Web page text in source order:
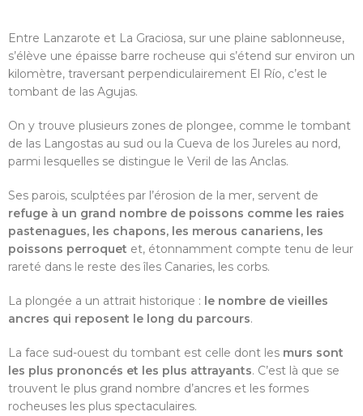
Tombant
de las
Anclas
Plonger dans l'histoire
Entre Lanzarote et La Graciosa, sur une plaine sablonneuse,
s’élève une épaisse barre rocheuse qui s’étend sur environ un
kilomètre, traversant perpendiculairement El Río, c’est le
tombant de las Agujas.
On y trouve plusieurs zones de plongee, comme le tombant
de las Langostas au sud ou la Cueva de los Jureles au nord,
parmi lesquelles se distingue le Veril de las Anclas.
Ses parois, sculptées par l’érosion de la mer, servent de
refuge à un grand nombre de poissons comme les raies
pastenagues, les chapons, les merous canariens, les
poissons perroquet et, étonnamment compte tenu de leur
rareté dans le reste des îles Canaries, les corbs.
La plongée a un attrait historique : le nombre de vieilles
ancres qui reposent le long du parcours.
La face sud-ouest du tombant est celle dont les murs sont
les plus prononcés et les plus attrayants. C’est là que se
trouvent le plus grand nombre d’ancres et les formes
rocheuses les plus spectaculaires.